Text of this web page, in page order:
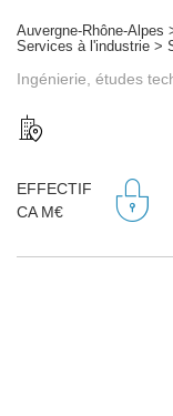
Auvergne-Rhône-Alpes
Services à l'industrie >
Ingénierie, études
EFFECTIF
CA M€